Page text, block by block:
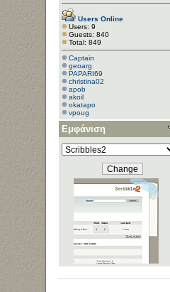
Users Online
Users: 9
Guests: 840
Total: 849
Captain
geoarg
PAPARI69
christina02
apob
akoil
okatapo
vpoug
Εμφάνιση